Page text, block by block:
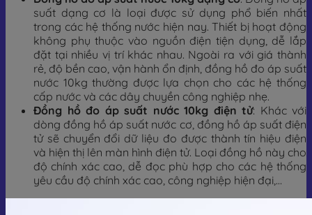
suất dạng cơ là loại được sử dụng phổ biến nhất
trong các hệ thống nước hiện nay. Thiết bị hoạt động
không phụ thuộc vào nguồn điện tiện dụng, dễ lắp
đặt tại nhiều vị trí khác nhau. Ngoài ra với giá thành
rẻ, độ bền cao, vận hành ổn định, đồng hồ đo áp suất
nước 10kg thường được lựa chọn cho các hệ thống
cấp nước và các dây chuyền công nghiệp nhẹ.
Đồng hồ đo áp suất nước 10kg điện tử: Khác với
dòng đồng hồ áp suất nước cơ, đồng hồ áp suất điện
tử sẽ chuyển đổi dữ liệu đo được thành tín hiệu điện
và hiện thị lên màn hình điện tử. Loại đồng hồ này cho
độ chính xác cao, dễ đọc phù hợp cho các hệ thống
yêu cầu độ chính xác cao, công nghiệp hiện đại,…